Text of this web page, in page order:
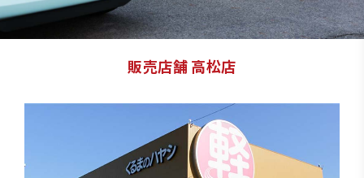
販売店舗 高松店